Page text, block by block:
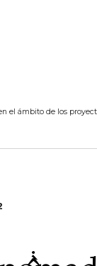
el ámbito de los